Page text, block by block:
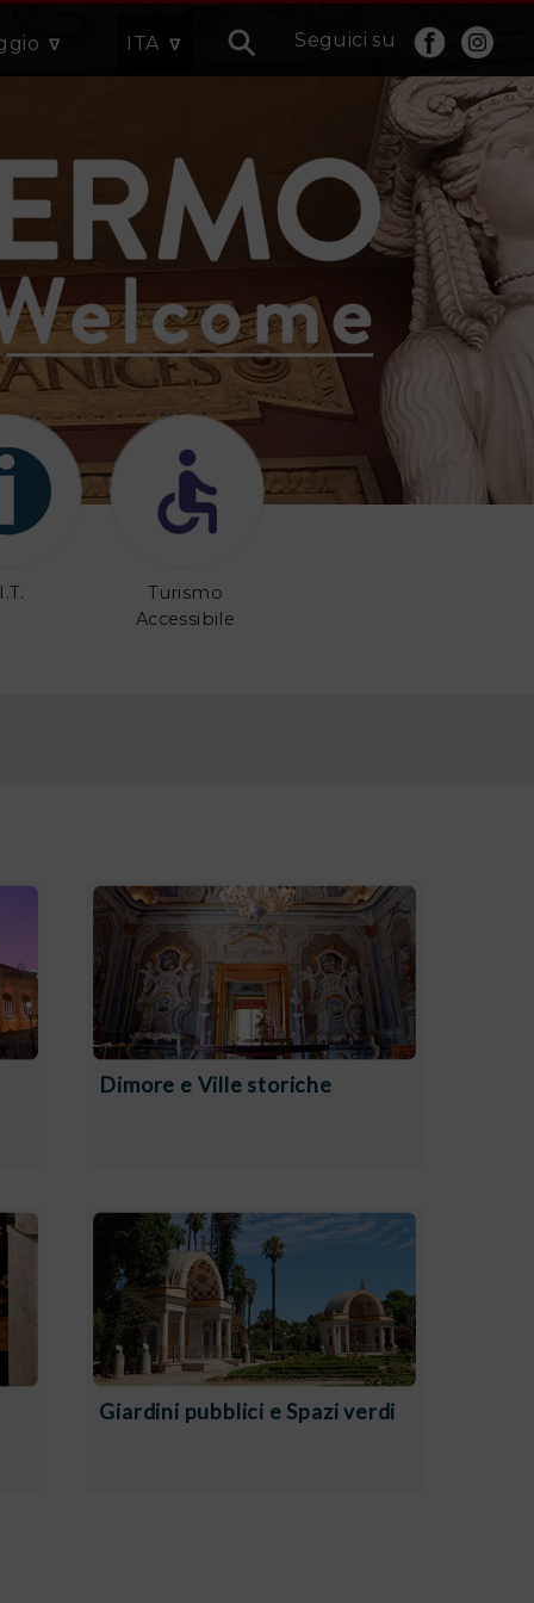
ITA Seguici su
Turismo
Accessibile
Dimore e Ville storiche
Giardini pubblici e Spazi verdi